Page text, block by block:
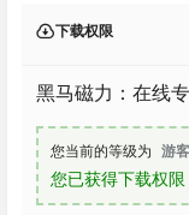
下载权限
黑马磁力：在线
您当前的等级为 游客
您已获得下载权限